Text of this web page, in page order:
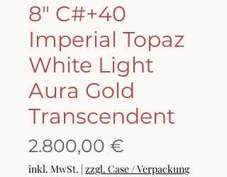
8" C#+40
Imperial Topaz
White Light
Aura Gold
Transcendent
2.800,00 €
inkl. MwSt. zzgl. Case / Verpackung